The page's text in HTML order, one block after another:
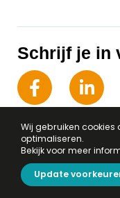
Wij gebruiken cookies
optimaliseren.
Bekijk voor meer
Update
Schrijf je in
Privacy & Cookiebeleid
Privacy instellingen